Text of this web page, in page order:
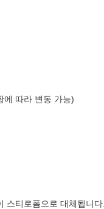
에 따라 변동 가능)
스티로폼으로 대체됩니다.